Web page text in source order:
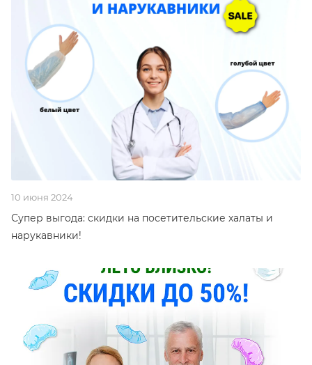
10 июня 2024
Супер выгода: скидки на посетительские халаты и
нарукавники!